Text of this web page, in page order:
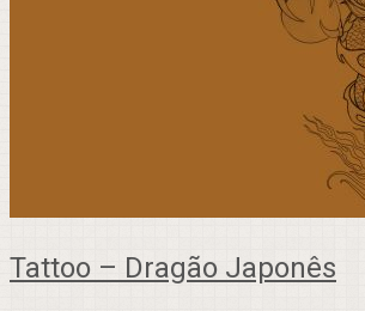
Tattoo – Dragão Japonês